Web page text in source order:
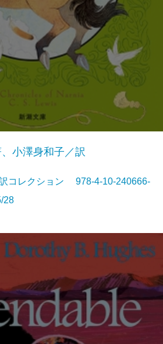
小澤身和子／訳
コレクション 978-4-10-240666-